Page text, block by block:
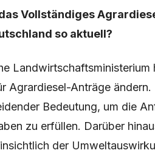
Vollständiges
so aktuell?
Agrardiesel-Anträge ändern.
Bedeutung, um die
zu erfüllen. Darüber
der